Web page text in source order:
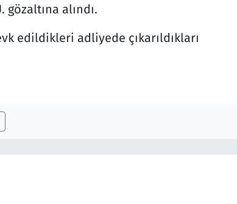
gözaltına alındı.
edildikleri adliyede çıkarıldıkları